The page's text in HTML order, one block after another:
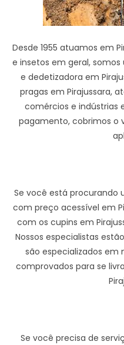
Desde 1955 atuamos em
e insetos em geral,
e dedetizadora em
pragas em Pirajussara,
comércios e indústrias
pagamento, cobrimos o
Se você está procurando
com preço acessível em
com os cupins em
Nossos especialistas
são especializados em
comprovados para se
Se você precisa de